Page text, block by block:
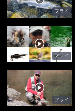
フライ
フライ
フライ